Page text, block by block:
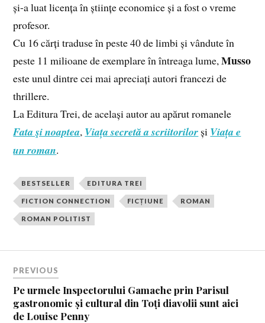
și-a luat licența în științe economice și a fost o vreme
profesor.
Cu 16 cărți traduse în peste 40 de limbi și vândute în
peste 11 milioane de exemplare în întreaga lume,Musso
este unul dintre cei mai apreciați autori francezi de
thrillere.
La Editura Trei, de același autor au apărut romanele
Fata şi noaptea, Viața secretă a scriitorilor și Viața e
un roman.
BESTSELLER EDITURA TREI
FICTION CONNECTION FICȚIUNE ROMAN
ROMAN POLITIST
PREVIOUS
Pe urmele Inspectorului Gamache prin Parisul
gastronomic și cultural din Toți diavolii sunt aici
de Louise Penny